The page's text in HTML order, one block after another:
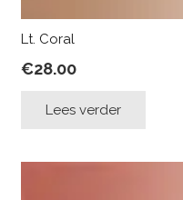
Lt. Coral
€28.00
Lees verder